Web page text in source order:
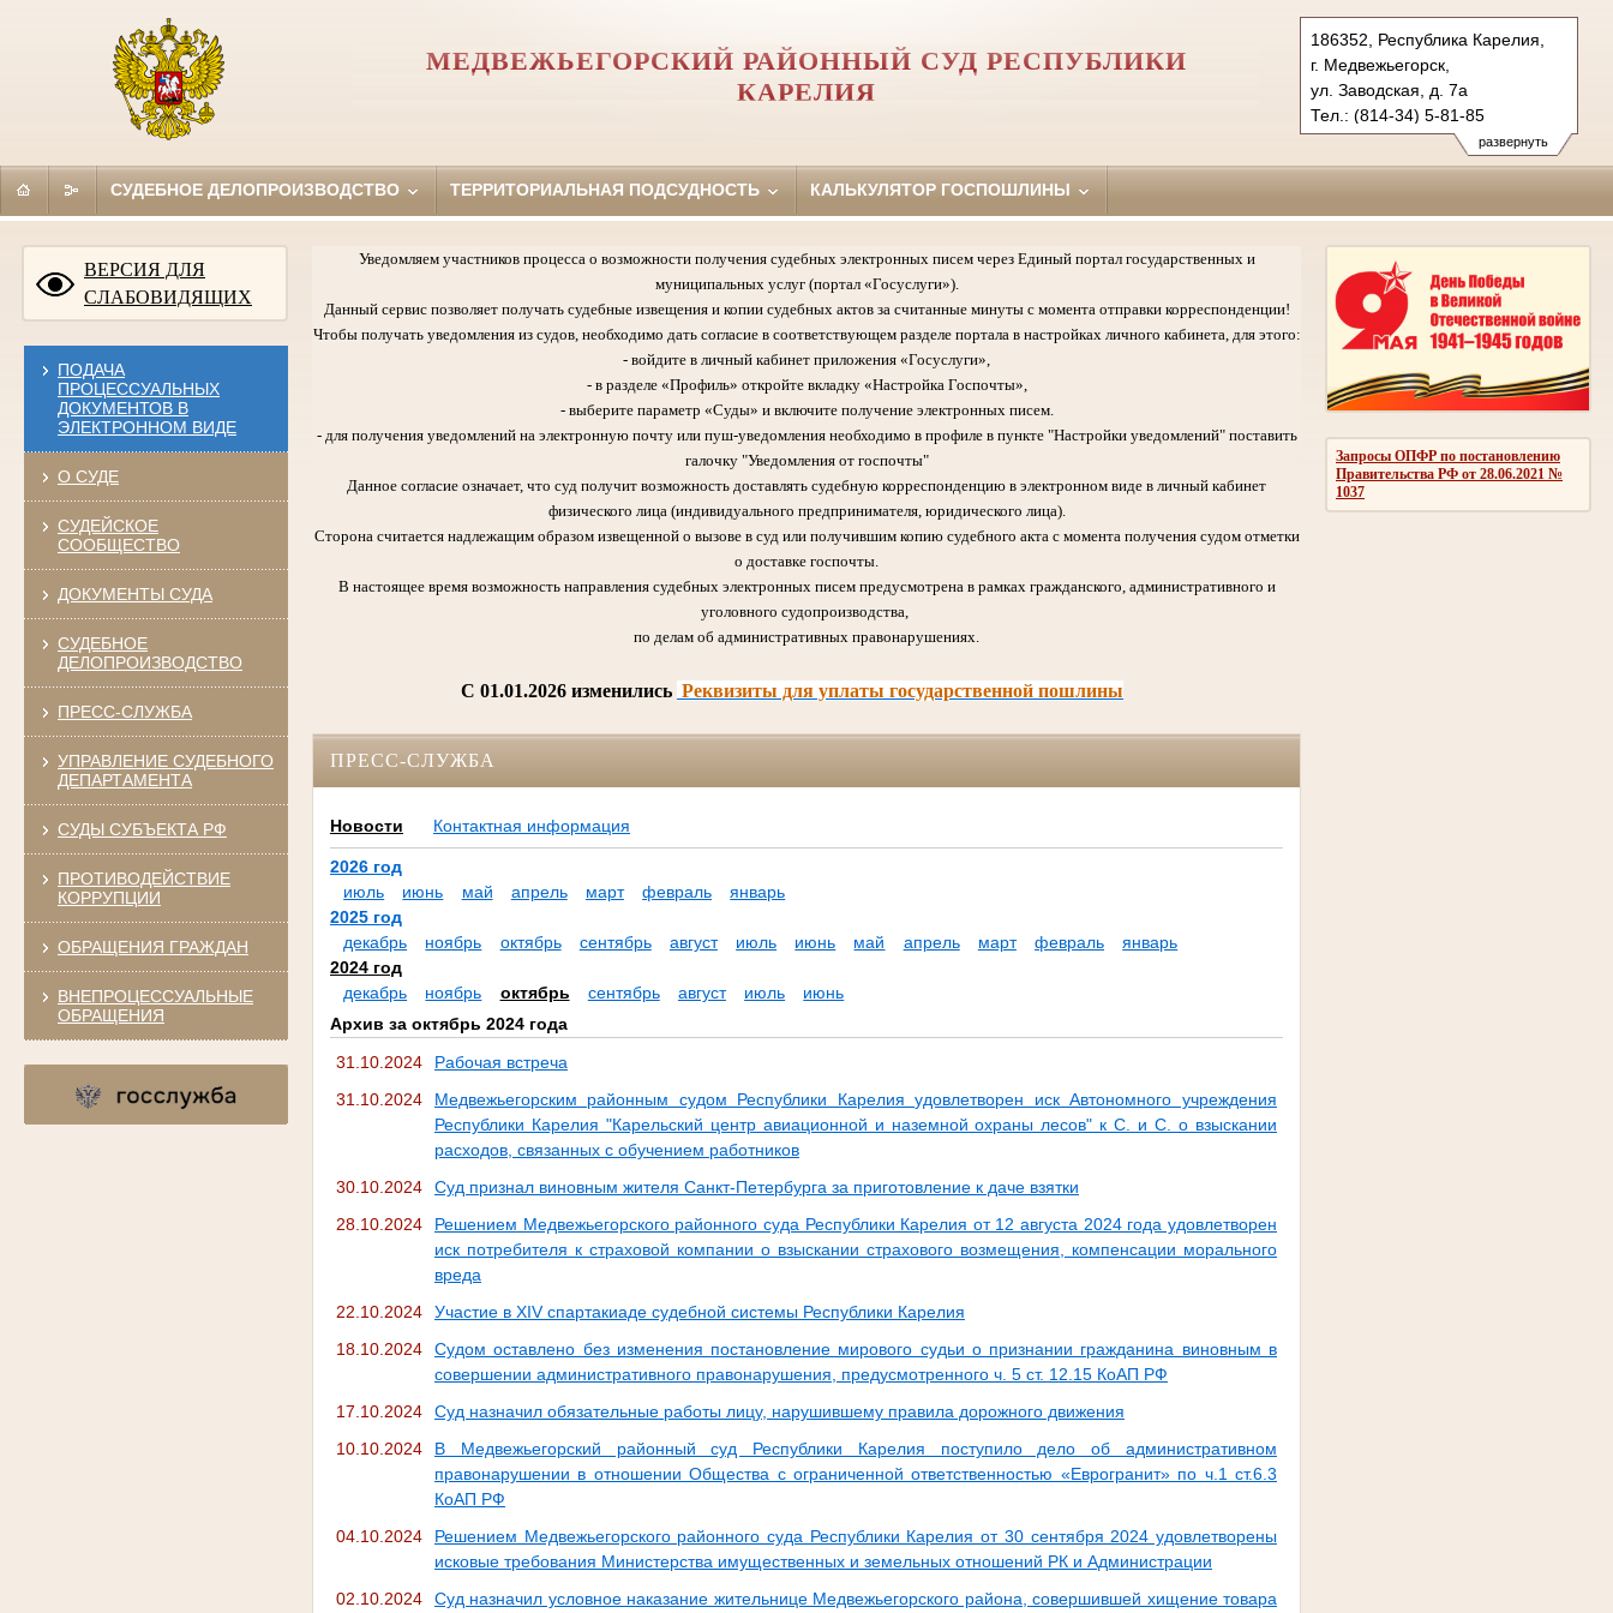
развернуть
186352, Республика Карелия,
г. Медвежьегорск,
ул. Заводская, д. 7а
Тел.: (814-34) 5-81-85
medvezhegorsky.kar@sudrf.ru
МЕДВЕЖЬЕГОРСКИЙ РАЙОННЫЙ СУД РЕСПУБЛИКИ
КАРЕЛИЯ
СУДЕБНОЕ ДЕЛОПРОИЗВОДСТВО ТЕРРИТОРИАЛЬНАЯ ПОДСУДНОСТЬ КАЛЬКУЛЯТОР ГОСПОШЛИНЫ
ВЕРСИЯ ДЛЯ
СЛАБОВИДЯЩИХ
ПОДАЧА
ПРОЦЕССУАЛЬНЫХ
ДОКУМЕНТОВ В
ЭЛЕКТРОННОМ ВИДЕ
О СУДЕ
СУДЕЙСКОЕ
СООБЩЕСТВО
ДОКУМЕНТЫ СУДА
СУДЕБНОЕ
ДЕЛОПРОИЗВОДСТВО
ПРЕСС-СЛУЖБА
УПРАВЛЕНИЕ СУДЕБНОГО
ДЕПАРТАМЕНТА
СУДЫ СУБЪЕКТА РФ
ПРОТИВОДЕЙСТВИЕ
КОРРУПЦИИ
ОБРАЩЕНИЯ ГРАЖДАН
ВНЕПРОЦЕССУАЛЬНЫЕ
ОБРАЩЕНИЯ
Запросы ОПФР по постановлению
Правительства РФ от 28.06.2021 №
1037
Уведомляем участников процесса о возможности получения судебных электронных писем через Единый портал государственных и
муниципальных услуг (портал «Госуслуги»).
Данный сервис позволяет получать судебные извещения и копии судебных актов за считанные минуты с момента отправки корреспонденции!
Чтобы получать уведомления из судов, необходимо дать согласие в соответствующем разделе портала в настройках личного кабинета, для этого:
- войдите в личный кабинет приложения «Госуслуги»,
- в разделе «Профиль» откройте вкладку «Настройка Госпочты»,
- выберите параметр «Суды» и включите получение электронных писем.
- для получения уведомлений на электронную почту или пуш-уведомления необходимо в профиле в пункте "Настройки уведомлений" поставить
галочку "Уведомления от госпочты"
Данное согласие означает, что суд получит возможность доставлять судебную корреспонденцию в электронном виде в личный кабинет
физического лица (индивидуального предпринимателя, юридического лица).
Сторона считается надлежащим образом извещенной о вызове в суд или получившим копию судебного акта с момента получения судом отметки
о доставке госпочты.
В настоящее время возможность направления судебных электронных писем предусмотрена в рамках гражданского, административного и
уголовного судопроизводства,
по делам об административных правонарушениях.
C 01.01.2026 изменились Реквизиты для уплаты государственной пошлины
ПРЕСС-СЛУЖБА
Новости Контактная информация
2026 год
июль
июнь май апрель март февраль
январь
2025 год
декабрь
ноябрь октябрь сентябрь август июль июнь май апрель март февраль
январь
2024 год
декабрь
ноябрь октябрь сентябрь август июль
июнь
Архив за октябрь 2024 года
31.10.2024
Рабочая встреча
31.10.2024
Медвежьегорским районным судом Республики Карелия удовлетворен иск Автономного учреждения
Республики Карелия "Карельский центр авиационной и наземной охраны лесов" к С. и С. о взыскании
расходов, связанных с обучением работников
30.10.2024
Суд признал виновным жителя Санкт-Петербурга за приготовление к даче взятки
28.10.2024
Решением Медвежьегорского районного суда Республики Карелия от 12 августа 2024 года удовлетворен
иск потребителя к страховой компании о взыскании страхового возмещения, компенсации морального
вреда
22.10.2024
Участие в XIV спартакиаде судебной системы Республики Карелия
18.10.2024
Судом оставлено без изменения постановление мирового судьи о признании гражданина виновным в
совершении административного правонарушения, предусмотренного ч. 5 ст. 12.15 КоАП РФ
17.10.2024
Суд назначил обязательные работы лицу, нарушившему правила дорожного движения
10.10.2024
В Медвежьегорский районный суд Республики Карелия поступило дело об административном
правонарушении в отношении Общества с ограниченной ответственностью «Еврогранит» по ч.1 ст.6.3
КоАП РФ
04.10.2024
Решением Медвежьегорского районного суда Республики Карелия от 30 сентября 2024 удовлетворены
исковые требования Министерства имущественных и земельных отношений РК и Администрации
02.10.2024
Суд назначил условное наказание жительнице Медвежьегорского района, совершившей хищение товара